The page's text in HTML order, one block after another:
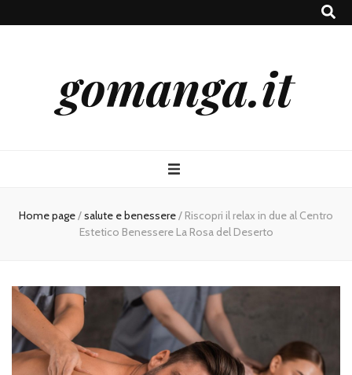
gomanga.it
Home page/salute e benessere/ Riscopri il relax in due al Centro
Estetico Benessere La Rosa del Deserto